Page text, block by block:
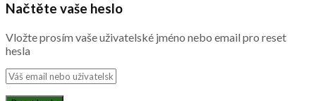
Načtěte vaše heslo
Vložte prosím vaše uživatelské jméno nebo email pro reset
hesla